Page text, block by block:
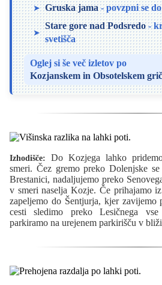
Gruska jama - povzpni se
Stare gore nad Podsredo -
svetišča
Oglej si še več izletov po
Kozjanskem in Obsotelskem
Izhodišče:
Do Kozjega lahko
smeri. Čez gremo preko Dolenjske
Brestanici, nadaljujemo preko
v smeri naselja Kozje. Če prihajamo
zapeljemo do Šentjurja, kjer
cesti sledimo preko Lesičnega
parkiramo na urejenem parkirišču v